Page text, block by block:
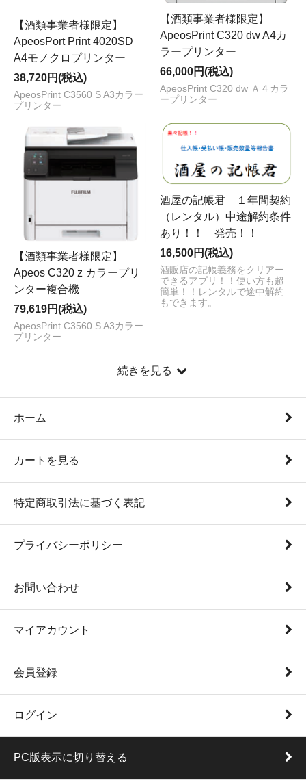
【酒類事業者様限定】
ApeosPort Print 4020SD
A4モノクロプリンター
38,720円(税込)
ApeosPrint C3560 S A3カラー
プリンター
【酒類事業者様限定】
ApeosPrint C320 dw A4カ
ラープリンター
66,000円(税込)
ApeosPrint C320 dw Ａ４カラ
ープリンター
【酒類事業者様限定】
Apeos C320 z カラープリ
ンター複合機
79,619円(税込)
ApeosPrint C3560 S A3カラー
プリンター
酒屋の記帳君 １年間契約
（レンタル）中途解約条件
あり！！ 発売！！
16,500円(税込)
酒販店の記帳義務をクリアー
できるアプリ！！使い方も超
簡単！！レンタルで途中解約
もできます。
続きを見る
ホーム
カートを見る
特定商取引法に基づく表記
プライバシーポリシー
お問い合わせ
マイアカウント
会員登録
ログイン
PC版表示に切り替える